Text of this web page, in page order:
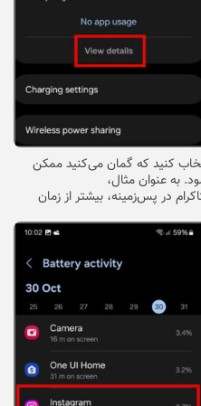
کنید که گمان می‌کنید ممکن
به عنوان مثال،
در پس‌زمینه، بیشتر از زمان